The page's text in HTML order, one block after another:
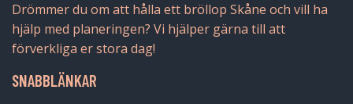
Drömmer du om att hålla ett bröllop Skåne och vill ha
hjälp med planeringen? Vi hjälper gärna till att
förverkliga er stora dag!
SNABBLÄNKAR